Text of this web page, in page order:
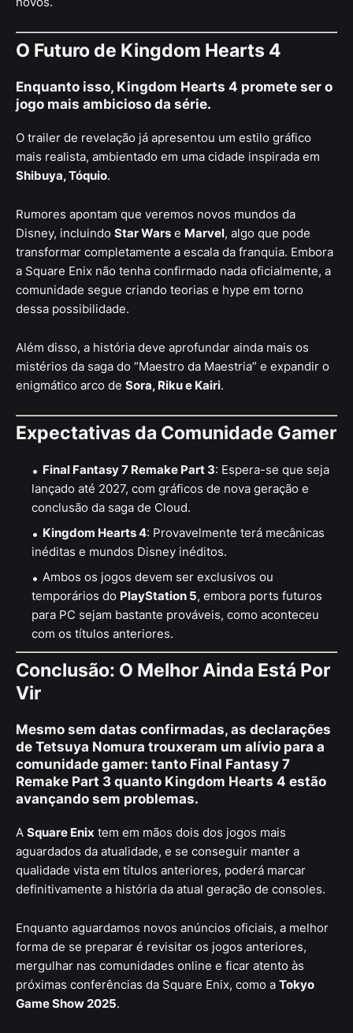
O Futuro de Kingdom Hearts 4
Enquanto isso, Kingdom Hearts 4 promete ser o
jogo mais ambicioso da série.
O trailer de revelação já apresentou um estilo gráfico
mais realista, ambientado em uma cidade inspirada em
Shibuya, Tóquio.
Rumores apontam que veremos novos mundos da
Disney, incluindo Star Wars e Marvel, algo que pode
transformar completamente a escala da franquia. Embora
a Square Enix não tenha confirmado nada oficialmente, a
comunidade segue criando teorias e hype em torno
dessa possibilidade.
Além disso, a história deve aprofundar ainda mais os
mistérios da saga do “Maestro da Maestria” e expandir o
enigmático arco de Sora, Riku e Kairi.
Expectativas da Comunidade Gamer
Final Fantasy 7 Remake Part 3: Espera-se que seja
lançado até 2027, com gráficos de nova geração e
conclusão da saga de Cloud.
Kingdom Hearts 4: Provavelmente terá mecânicas
inéditas e mundos Disney inéditos.
Ambos os jogos devem ser exclusivos ou
temporários do PlayStation 5, embora ports futuros
para PC sejam bastante prováveis, como aconteceu
com os títulos anteriores.
Conclusão: O Melhor Ainda Está Por
Vir
Mesmo sem datas confirmadas, as declarações
de Tetsuya Nomura trouxeram um alívio para a
comunidade gamer: tanto Final Fantasy 7
Remake Part 3 quanto Kingdom Hearts 4 estão
avançando sem problemas.
A Square Enix tem em mãos dois dos jogos mais
aguardados da atualidade, e se conseguir manter a
qualidade vista em títulos anteriores, poderá marcar
definitivamente a história da atual geração de consoles.
Enquanto aguardamos novos anúncios oficiais, a melhor
forma de se preparar é revisitar os jogos anteriores,
mergulhar nas comunidades online e ficar atento às
próximas conferências da Square Enix, como a Tokyo
Game Show 2025.